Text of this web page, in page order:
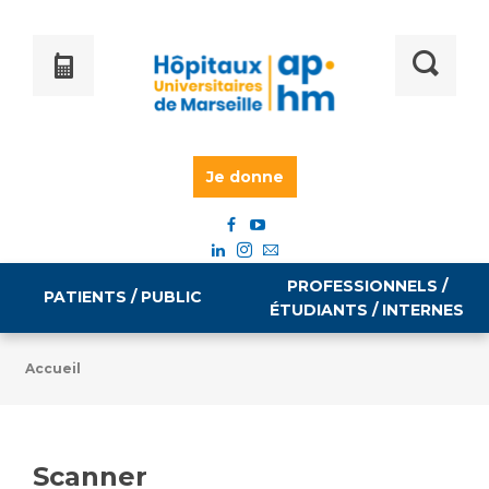
Je donne
PATIENTS / PUBLIC
PROFESSIONNELS /
ÉTUDIANTS / INTERNES
Emploi / formation
Accueil
Scanner